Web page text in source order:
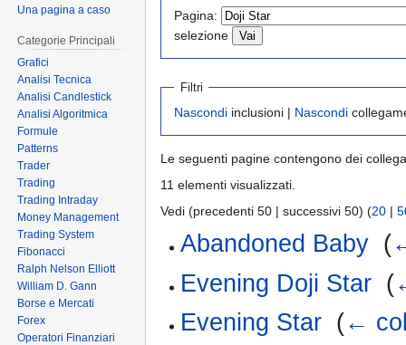
navigation
search
Pagina:
selezione
Filtri
Nascondi inclusioni | Nascondi
Le seguenti pagine contengono dei
11 elementi visualizzati.
Vedi (precedenti 50 | successivi 50) (20 |
Abandoned Baby (
Evening Doji Star (
Evening Star (←
Una pagina a caso
Categorie Principali
Grafici
Analisi Tecnica
Analisi Candlestick
Analisi Algoritmica
Formule
Patterns
Trader
Trading
Trading Intraday
Money Management
Trading System
Fibonacci
Ralph Nelson Elliott
William D. Gann
Borse e Mercati
Forex
Operatori Finanziari